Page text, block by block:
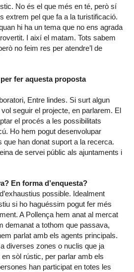
No és el que més en té, però sí
extrem pel que fa a la turistificació.
hi ha un tema que no ens agrada
I així el matam. Tots sabem
no feim res per atendre’l de
fer aquesta proposta
Entre lindes. Si surt algun
seguir el projecte, en parlarem. El
el procés a les possibilitats
Ho hem pogut desenvolupar
que han donat suport a la recerca.
de servei públic als ajuntaments i
En forma d’enquesta?
possible. Idealment
si ho haguéssim pogut fer més
A Pollença hem anat al mercat
demanat a tothom que passava,
parlat amb els agents principals.
diverses zones o nuclis que ja
sòl rústic, per parlar amb els
han participat en totes les